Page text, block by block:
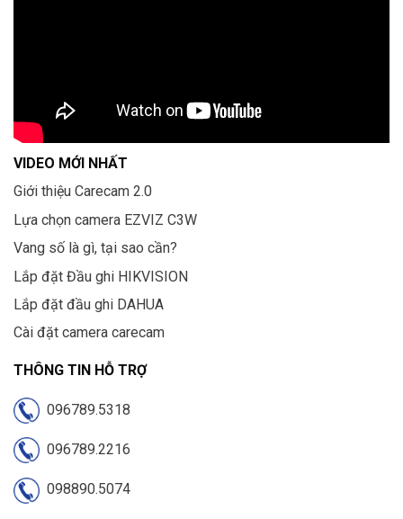
VIDEO MỚI NHẤT
Giới thiệu Carecam 2.0
Lựa chọn camera EZVIZ C3W
Vang số là gì, tại sao cần?
Lắp đặt Đầu ghi HIKVISION
Lắp đặt đầu ghi DAHUA
Cài đặt camera carecam
THÔNG TIN HỖ TRỢ
096789.5318
096789.2216
098890.5074